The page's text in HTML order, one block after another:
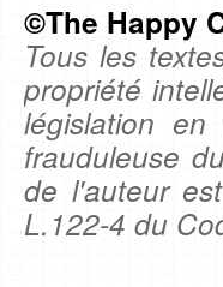
©The Happy
Tous les
propriété
législation
frauduleuse
de l'auteur
L.122-4 du